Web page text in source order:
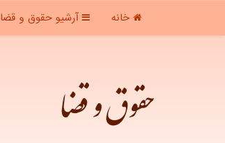
خانه آرشیو حقوق و قضا
حقوق و قضا